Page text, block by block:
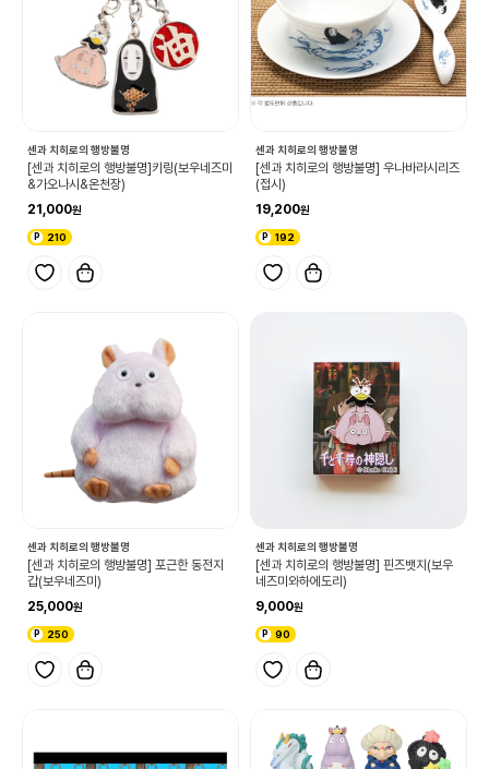
센과 치히로의 행방불명
[센과 치히로의 행방불명]키링(보우네즈미
&가오나시&온천장)
21,000
210
센과 치히로의 행방불명
[센과 치히로의 행방불명] 우나바라시리즈
(접시)
19,200
192
센과 치히로의 행방불명
[센과 치히로의 행방불명] 포근한 동전지
갑(보우네즈미)
25,000
250
센과 치히로의 행방불명
[센과 치히로의 행방불명] 핀즈뱃지(보우
네즈미와하에도리)
9,000
90